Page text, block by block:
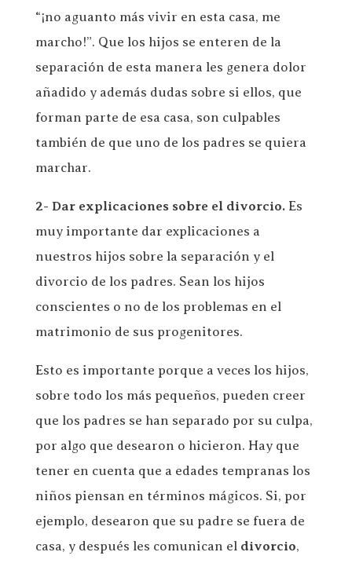
“¡no aguanto más vivir en esta casa, me
marcho!”. Que los hijos se enteren de la
separación de esta manera les genera dolor
añadido y además dudas sobre si ellos, que
forman parte de esa casa, son culpables
también de que uno de los padres se quiera
marchar.
2- Dar explicaciones sobre el divorcio.Es
muy importante dar explicaciones a
nuestros hijos sobre la separación y el
divorcio de los padres. Sean los hijos
conscientes o no de los problemas en el
matrimonio de sus progenitores.
Esto es importante porque a veces los hijos,
sobre todo los más pequeños, pueden creer
que los padres se han separado por su culpa,
por algo que desearon o hicieron. Hay que
tener en cuenta que a edades tempranas los
niños piensan en términos mágicos. Si, por
ejemplo, desearon que su padre se fuera de
casa, y después les comunican el divorcio,